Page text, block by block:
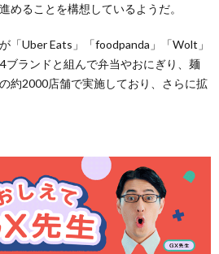
めることを構想しているようだ。
「Uber Eats」「foodpanda」「Wolt」
ブランドと組んで弁当やおにぎり、麺
約2000店舗で実施しており、さらに拡